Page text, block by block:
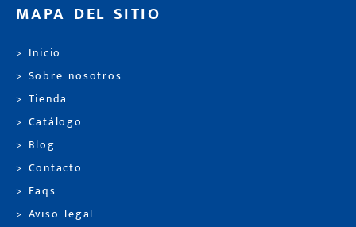
MAPA DEL SITIO
> Inicio
> Sobre nosotros
> Tienda
> Catálogo
> Blog
> Contacto
> Faqs
> Aviso legal